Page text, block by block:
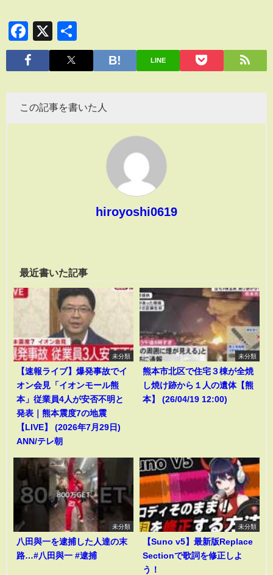
Facebook
X
有
LINE
この記事を書いた人
hiroyoshi0619
最近書いた記事
未分類
【速報ライブ】爆発事故でイ
オン会見「イオンモール熊
本」従業員4人が安否不明と
発表｜熊本震度7の地震
【LIVE】 (2026年7月29日)
ANN/テレ朝
未分類
熊本市北区で住宅３棟が全焼
し焼け跡から１人の遺体【熊
本】 (26/04/19 12:00)
未分類
八田與一を逮捕した人達の末
路…#八田與一 #逮捕
未分類
【Suno v5】最新版Replace
Sectionで歌詞を修正しよ
う！